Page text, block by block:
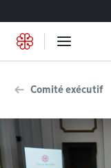
Comité exécutif